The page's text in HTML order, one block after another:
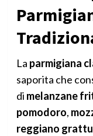
La parmigiana
saporita che
di melanzane
pomodoro,
reggiano